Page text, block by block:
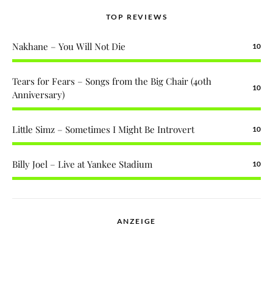
TOP REVIEWS
Nakhane – You Will Not Die 10
Tears for Fears – Songs from the Big Chair (40th
Anniversary)
10
Little Simz – Sometimes I Might Be Introvert 10
Billy Joel – Live at Yankee Stadium 10
ANZEIGE